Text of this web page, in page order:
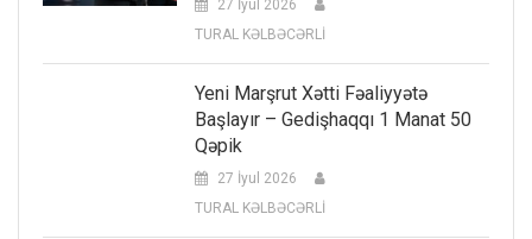
27 İyul 2026
TURAL KƏLBƏCƏRLİ
Yeni Marşrut Xətti Fəaliyyətə
Başlayır – Gedişhaqqı 1 Manat 50
Qəpik
27 İyul 2026
TURAL KƏLBƏCƏRLİ